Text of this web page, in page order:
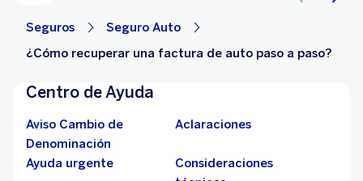
Seguros
Seguro Auto
¿Cómo recuperar una factura de auto paso a paso?
Centro de Ayuda
Aviso Cambio de
Denominación
Aclaraciones
Ayuda urgente
Consideraciones